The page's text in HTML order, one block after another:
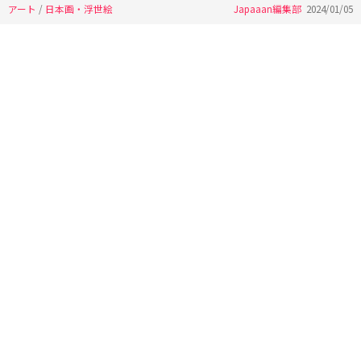
アート / 日本画・浮世絵 Japaaan編集部 2024/01/05